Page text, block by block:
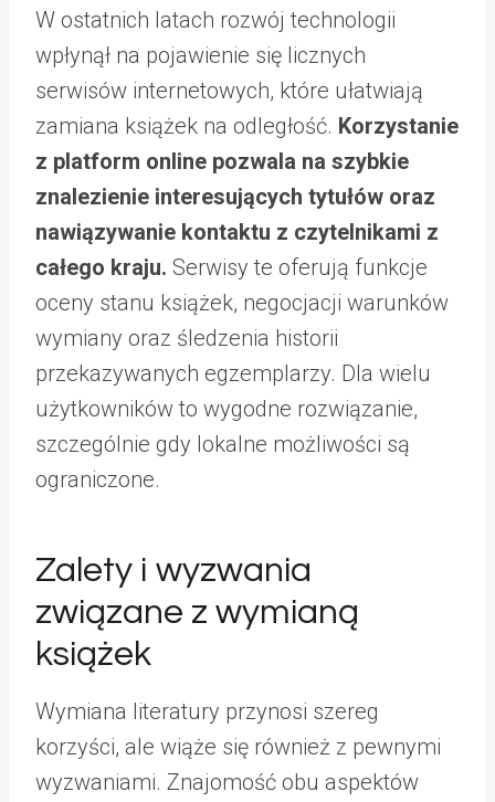
W ostatnich latach rozwój technologii
wpłynął na pojawienie się licznych
serwisów internetowych, które ułatwiają
zamiana książek na odległość. Korzystanie
z platform online pozwala na szybkie
znalezienie interesujących tytułów oraz
nawiązywanie kontaktu z czytelnikami z
całego kraju. Serwisy te oferują funkcje
oceny stanu książek, negocjacji warunków
wymiany oraz śledzenia historii
przekazywanych egzemplarzy. Dla wielu
użytkowników to wygodne rozwiązanie,
szczególnie gdy lokalne możliwości są
ograniczone.
Zalety i wyzwania
związane z wymianą
książek
Wymiana literatury przynosi szereg
korzyści, ale wiąże się również z pewnymi
wyzwaniami. Znajomość obu aspektów